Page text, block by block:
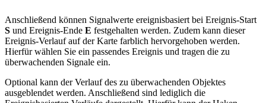
Anschließend können Signalwerte ereignisbasiert bei Ereignis-Start
S und Ereignis-Ende E festgehalten werden. Zudem kann dieser
Ereignis-Verlauf auf der Karte farblich hervorgehoben werden.
Hierfür wählen Sie ein passendes Ereignis und tragen die zu
überwachenden Signale ein.
Optional kann der Verlauf des zu überwachenden Objektes
ausgeblendet werden. Anschließend sind lediglich die